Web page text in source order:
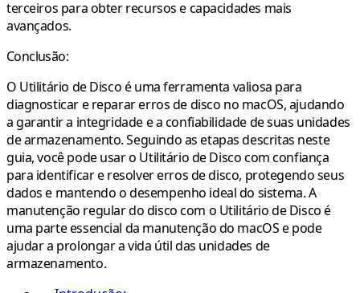
terceiros para obter recursos e capacidades mais
avançados.
Conclusão:
O Utilitário de Disco é uma ferramenta valiosa para
diagnosticar e reparar erros de disco no macOS, ajudando
a garantir a integridade e a confiabilidade de suas unidades
de armazenamento. Seguindo as etapas descritas neste
guia, você pode usar o Utilitário de Disco com confiança
para identificar e resolver erros de disco, protegendo seus
dados e mantendo o desempenho ideal do sistema. A
manutenção regular do disco com o Utilitário de Disco é
uma parte essencial da manutenção do macOS e pode
ajudar a prolongar a vida útil das unidades de
armazenamento.